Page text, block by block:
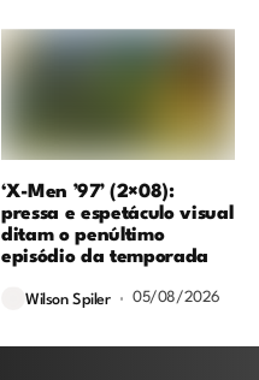
‘X-Men ’97’ (2×08):
pressa e espetáculo visual
ditam o penúltimo
episódio da temporada
Wilson Spiler 05/08/2026